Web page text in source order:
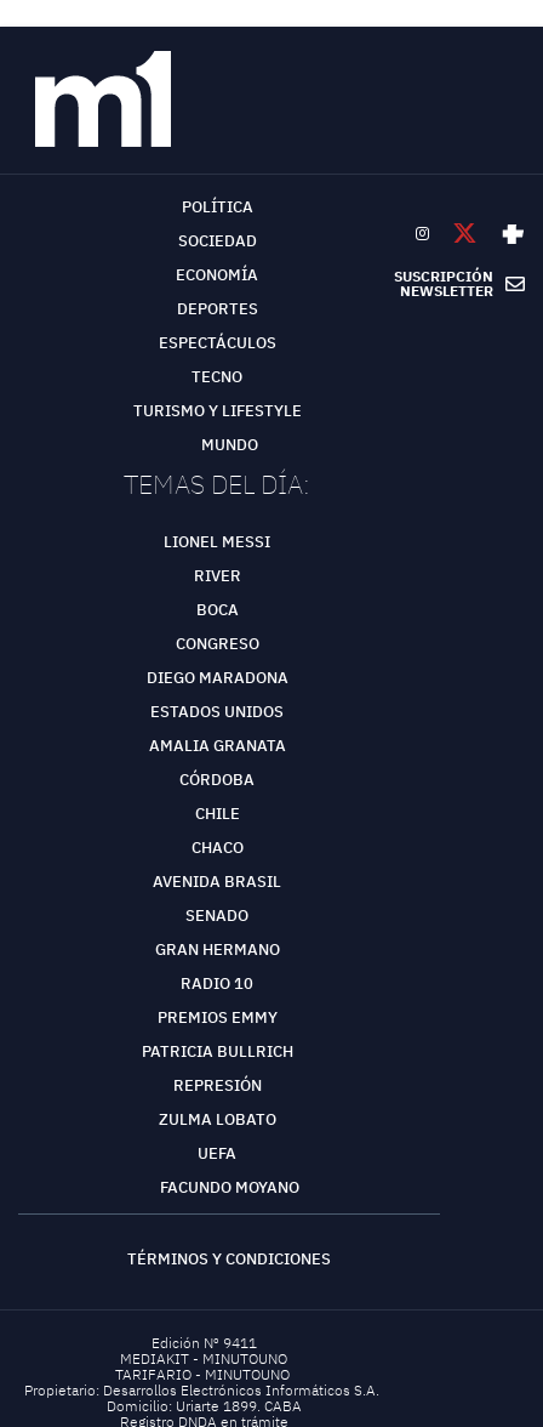
POLÍTICA
SOCIEDAD
ECONOMÍA
DEPORTES
ESPECTÁCULOS
TECNO
TURISMO Y LIFESTYLE
MUNDO
TEMAS DEL DÍA:
LIONEL MESSI
RIVER
BOCA
CONGRESO
DIEGO MARADONA
ESTADOS UNIDOS
AMALIA GRANATA
CÓRDOBA
CHILE
CHACO
AVENIDA BRASIL
SENADO
GRAN HERMANO
RADIO 10
PREMIOS EMMY
PATRICIA BULLRICH
REPRESIÓN
ZULMA LOBATO
UEFA
FACUNDO MOYANO
TÉRMINOS Y CONDICIONES
SUSCRIPCIÓN
NEWSLETTER
Edición Nº 9411
MEDIAKIT - MINUTOUNO
TARIFARIO - MINUTOUNO
Propietario: Desarrollos Electrónicos Informáticos S.A.
Domicilio: Uriarte 1899. CABA
Registro DNDA en trámite